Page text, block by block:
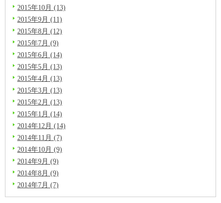
2015年10月 (13)
2015年9月 (11)
2015年8月 (12)
2015年7月 (9)
2015年6月 (14)
2015年5月 (13)
2015年4月 (13)
2015年3月 (13)
2015年2月 (13)
2015年1月 (14)
2014年12月 (14)
2014年11月 (7)
2014年10月 (9)
2014年9月 (9)
2014年8月 (9)
2014年7月 (7)